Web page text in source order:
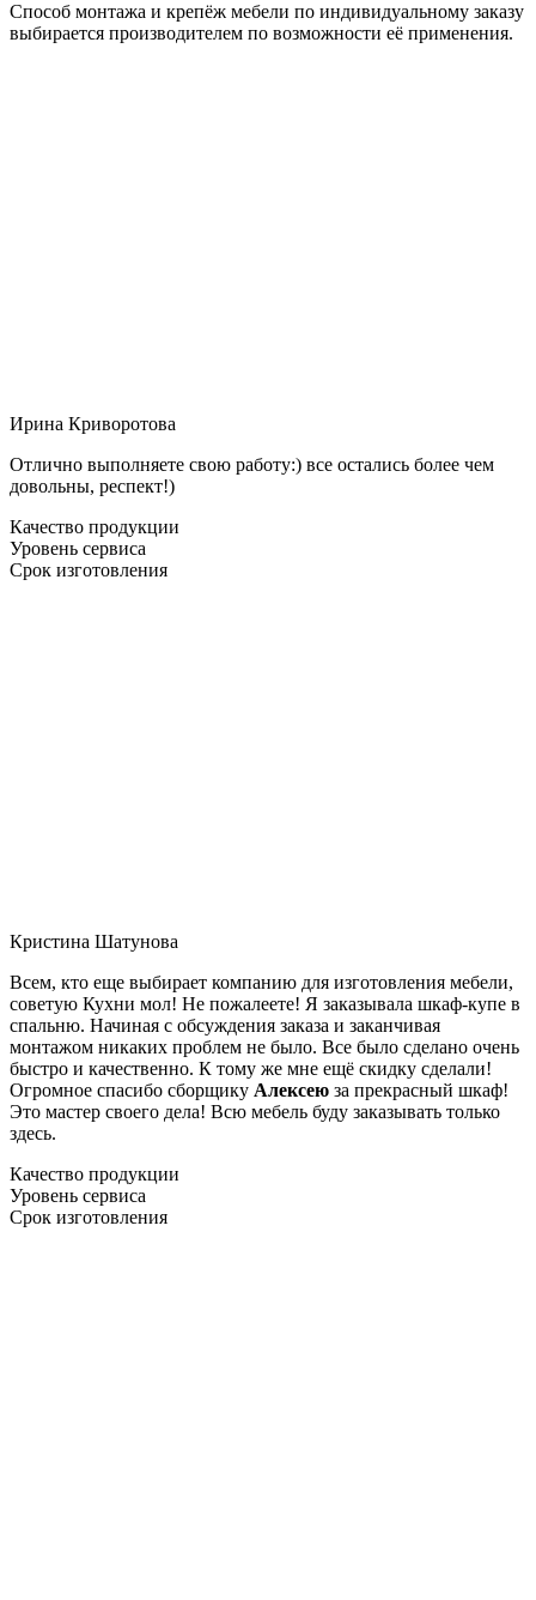
Способ монтажа и крепёж мебели по индивидуальному заказу
выбирается производителем по возможности её применения.
Ирина Криворотова
Отлично выполняете свою работу:) все остались более чем
довольны, респект!)
Качество продукции
Уровень сервиса
Срок изготовления
Кристина Шатунова
Всем, кто еще выбирает компанию для изготовления мебели,
советую Кухни мол! Не пожалеете! Я заказывала шкаф-купе в
спальню. Начиная с обсуждения заказа и заканчивая
монтажом никаких проблем не было. Все было сделано очень
быстро и качественно. К тому же мне ещё скидку сделали!
Огромное спасибо сборщику Алексею за прекрасный шкаф!
Это мастер своего дела! Всю мебель буду заказывать только
здесь.
Качество продукции
Уровень сервиса
Срок изготовления